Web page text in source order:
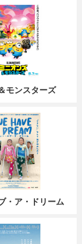
モンスターズ
・ア・ドリーム